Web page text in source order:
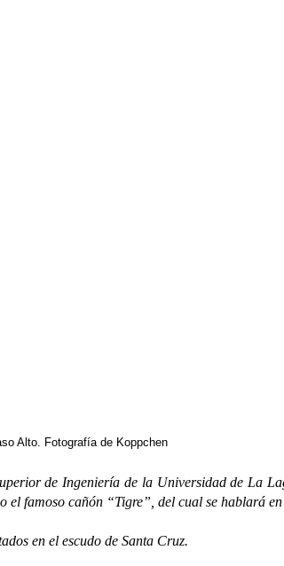
Alto. Fotografía de Koppchen
de Ingeniería de la Universidad de La
el famoso cañón “Tigre”, del cual se hablará
en el escudo de Santa Cruz.